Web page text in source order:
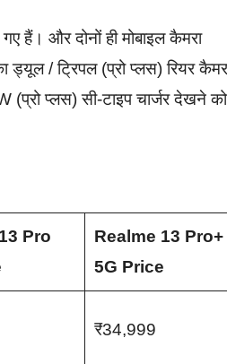
हैं। और दोनों ही मोबाइल कैमरा
ड्यूल / ट्रिपल (प्रो प्लस) रियर
प्लस) सी-टाइप चार्जर देखने को
Pro
Realme 13 Pro+
5G Price
₹34,999